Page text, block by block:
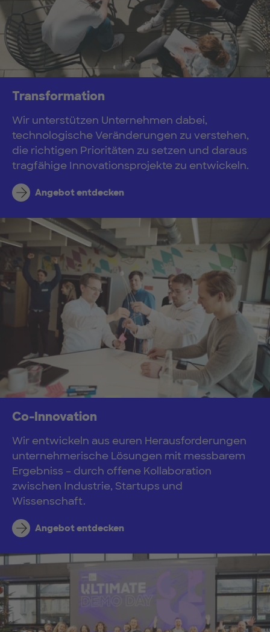
Transformation
Wir unterstützen Unternehmen dabei,
technologische Veränderungen zu verstehen,
die richtigen Prioritäten zu setzen und daraus
tragfähige Innovationsprojekte zu entwickeln.
Angebot entdecken
Co-Innovation
Wir entwickeln aus euren Herausforderungen
unternehmerische Lösungen mit messbarem
Ergebniss – durch offene Kollaboration
zwischen Industrie, Startups und
Wissenschaft.
Angebot entdecken